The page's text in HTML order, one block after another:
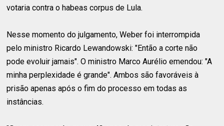
votaria contra o habeas corpus de Lula.
Nesse momento do julgamento, Weber foi interrompida
pelo ministro Ricardo Lewandowski: "Então a corte não
pode evoluir jamais". O ministro Marco Aurélio emendou: "A
minha perplexidade é grande". Ambos são favoráveis à
prisão apenas após o fim do processo em todas as
instâncias.